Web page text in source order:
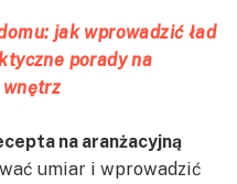
jak wprowadzić ład
porady na
na aranżacyjną
umiar i wprowadzić